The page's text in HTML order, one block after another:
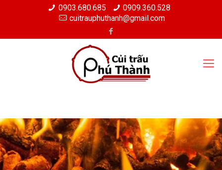
0903.680.685
0909.360.528
cuitrauphuthanh@gmail.com